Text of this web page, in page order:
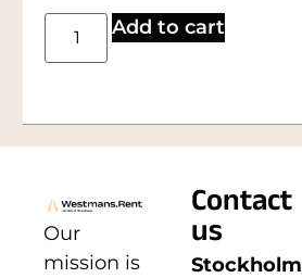
Add to cart
Our
mission is
Contact
us
Stockholm